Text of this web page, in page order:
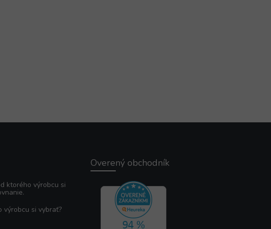
ktorého výrobcu si
výrobcu si vybrať?
Overený obchodník